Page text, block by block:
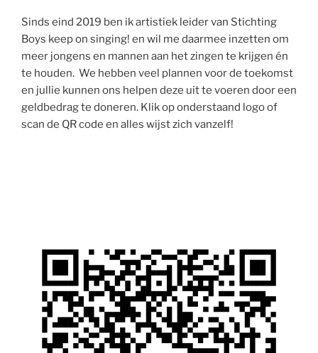
Sinds eind 2019 ben ik artistiek leider van Stichting
Boys keep on singing! en wil me daarmee inzetten om
meer jongens en mannen aan het zingen te krijgen én
te houden. We hebben veel plannen voor de toekomst
en jullie kunnen ons helpen deze uit te voeren door een
geldbedrag te doneren. Klik op onderstaand logo of
scan de QR code en alles wijst zich vanzelf!